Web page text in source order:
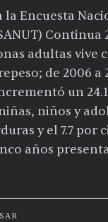
la Encuesta
Continua
adultas vive
de 2006 a
un
niños y
y el 7.7 por
años